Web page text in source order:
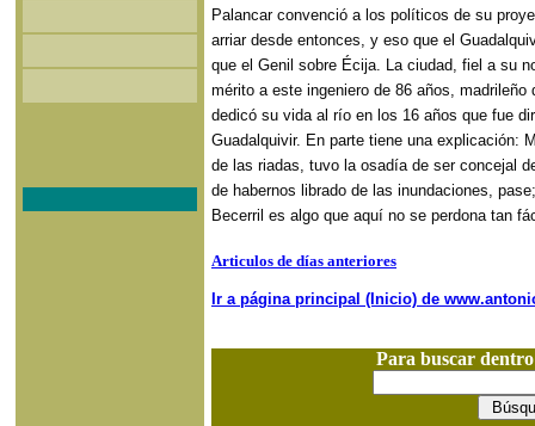
Palancar convenció a los políticos de su
arriar desde entonces, y eso que el
que el Genil sobre Écija. La ciudad, fiel a su
mérito a este ingeniero de 86 años,
dedicó su vida al río en los 16 años que fue
Guadalquivir. En parte tiene una explicación:
de las riadas, tuvo la osadía de ser concejal
de habernos librado de las inundaciones,
Becerril es algo que aquí no se perdona tan
Articulos de días anteriores
Ir a página principal (Inicio) de
Para buscar